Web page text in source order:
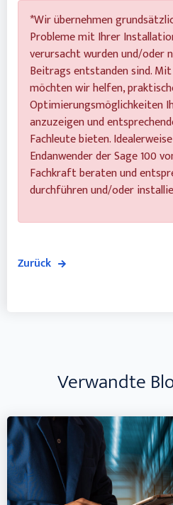
*Wir übernehmen
Probleme mit Ihrer
verursacht wurden und/oder
Beitrags entstanden sind.
möchten wir helfen,
Optimierungsmöglichkeiten
anzuzeigen und
Fachleute bieten.
Endanwender der Sage 100
Fachkraft beraten und
durchführen und/oder
Zurück
Verwandte